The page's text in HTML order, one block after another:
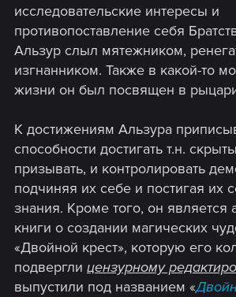
исследовательские интересы и
противопоставление себя
Альзур слыл мятежником,
изгнанником. Также в какой-то
жизни он был посвящен в
К достижениям Альзура
способности достигать т.н.
призывать, и контролировать
подчиняя их себе и постигая их
знания. Кроме того, он является
книги о создании магических
«Двойной крест», которую его
подвергли цензурному
выпустили под названием «